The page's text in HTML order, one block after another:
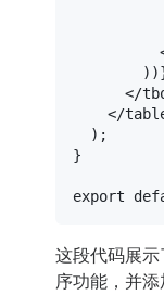
</
</
  );
}
export
这段代码展
序功能，并